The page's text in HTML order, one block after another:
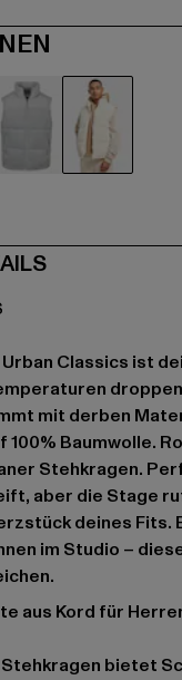
Urban Classics ist
mit derben
Baumwolle.
Stehkragen.
aber die Stage
deines Fits.
im Studio –
bietet